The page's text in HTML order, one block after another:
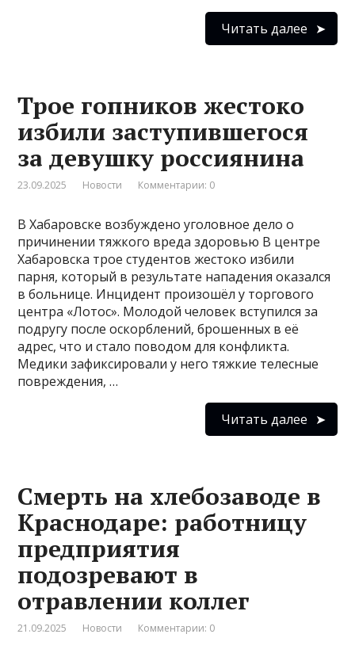
Читать далее
Трое гопников жестоко
избили заступившегося
за девушку россиянина
23.09.2025 Новости Комментарии: 0
В Хабаровске возбуждено уголовное дело о
причинении тяжкого вреда здоровью В центре
Хабаровска трое студентов жестоко избили
парня, который в результате нападения оказался
в больнице. Инцидент произошёл у торгового
центра «Лотос». Молодой человек вступился за
подругу после оскорблений, брошенных в её
адрес, что и стало поводом для конфликта.
Медики зафиксировали у него тяжкие телесные
повреждения, …
Читать далее
Смерть на хлебозаводе в
Краснодаре: работницу
предприятия
подозревают в
отравлении коллег
21.09.2025 Новости Комментарии: 0